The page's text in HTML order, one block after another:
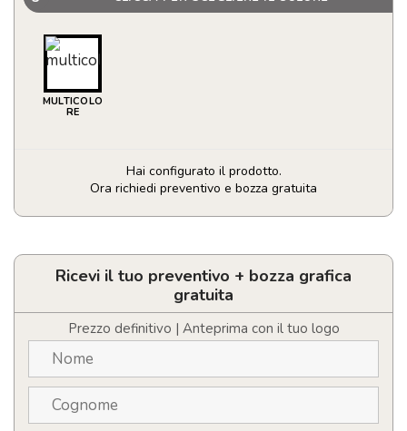
MULTICOLO
RE
Hai configurato il prodotto.
Ora richiedi preventivo e bozza gratuita
Specchietto
cortesia
personalizzato
quantità
Ricevi il tuo preventivo + bozza grafica
gratuita
Prezzo definitivo | Anteprima con il tuo logo